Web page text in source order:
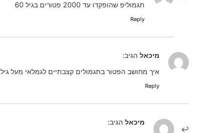
תגמוליפ שהופקדו עד 2000 פטורים בגיל 60
Reply
מיכאל הגיב:
איך מחושב הפטור בתגמולים קצבתיים לגמלאי מעל גיל 67 העומד בקריטריונים של קצבה מינימלית ובעל נכות מעל 75%, תודה רבה
Reply
מיכאל הגיב: